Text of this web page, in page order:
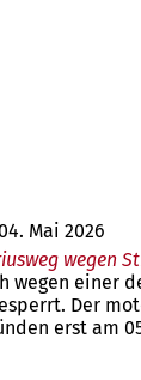
Mai 2026
wegen
Der
erst am